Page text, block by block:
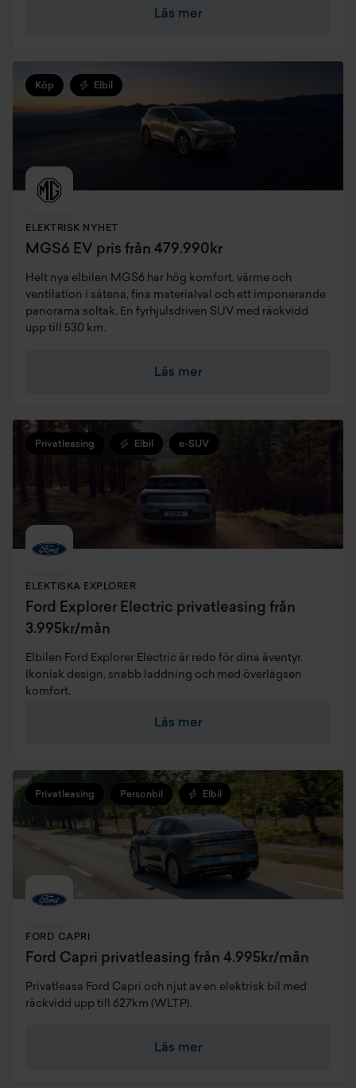
Läs mer
Köp Elbil
ELEKTRISK NYHET
MGS6 EV pris från 479.990kr
Helt nya elbilen MGS6 har hög komfort, värme och
ventilation i sätena, fina materialval och ett imponerande
panorama soltak. En fyrhjulsdriven SUV med räckvidd
upp till 530 km.
Läs mer
Privatleasing Elbil e-SUV
ELEKTISKA EXPLORER
Ford Explorer Electric privatleasing från
3.995kr/mån
Elbilen Ford Explorer Electric är redo för dina äventyr.
Ikonisk design, snabb laddning och med överlägsen
komfort.
Läs mer
Privatleasing Personbil Elbil
FORD CAPRI
Ford Capri privatleasing från 4.995kr/mån
Privatleasa Ford Capri och njut av en elektrisk bil med
räckvidd upp till 627km (WLTP).
Läs mer